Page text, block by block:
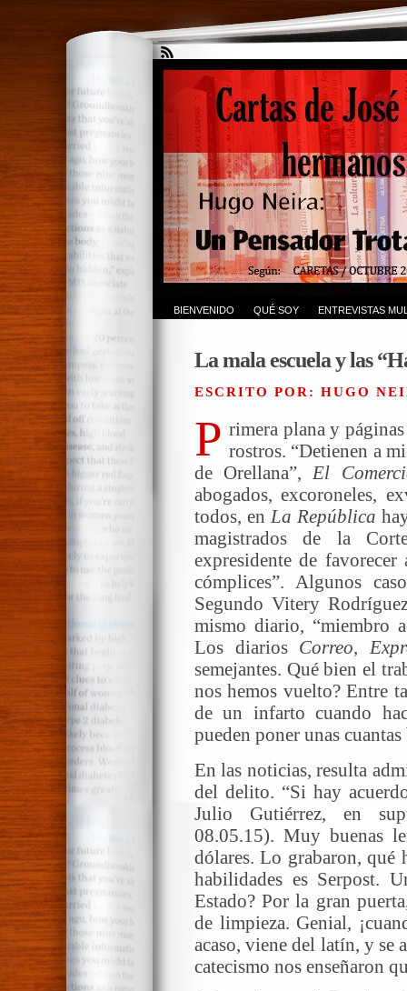
BIENVENIDO QUÉ SOY ENTREVISTAS
La mala escuela y las
ESCRITO POR: HUGO
P rimera plana y
rostros. “Detienen a
de Orellana”, El
abogados, excoroneles,
todos, en La República
magistrados de la
expresidente de
cómplices”. Algunos
Segundo Vitery
mismo diario, “miembro
Los diarios Correo,
semejantes. Qué bien el
nos hemos vuelto? Entre
de un infarto cuando
pueden poner unas
En las noticias, resulta
del delito. “Si hay
Julio Gutiérrez, en
08.05.15). Muy buenas
dólares. Lo grabaron, qué
habilidades es Serpost.
Estado? Por la gran
de limpieza. Genial,
acaso, viene del latín, y se
catecismo nos enseñaron